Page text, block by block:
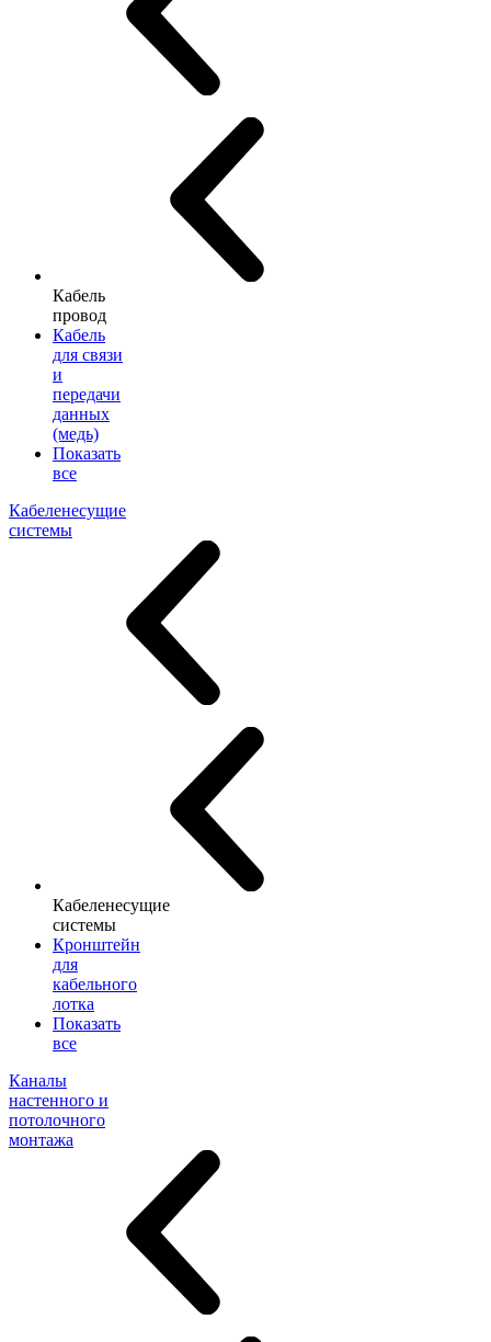
Кабель
провод
Кабель
для связи
и
передачи
данных
(медь)
Показать
все
Кабеленесущие
системы
Кабеленесущие
системы
Кронштейн
для
кабельного
лотка
Показать
все
Каналы
настенного и
потолочного
монтажа